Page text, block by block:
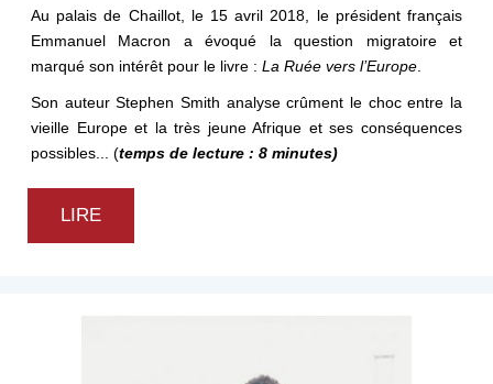
Au palais de Chaillot, le 15 avril 2018, le président français
Emmanuel Macron a évoqué la question migratoire et
marqué son intérêt pour le livre : La Ruée vers l’Europe
Son auteur Stephen Smith analyse crûment le choc entre la
vieille Europe et la très jeune Afrique et ses conséquences
possibles... (temps de lecture : 8 minutes)
LIRE